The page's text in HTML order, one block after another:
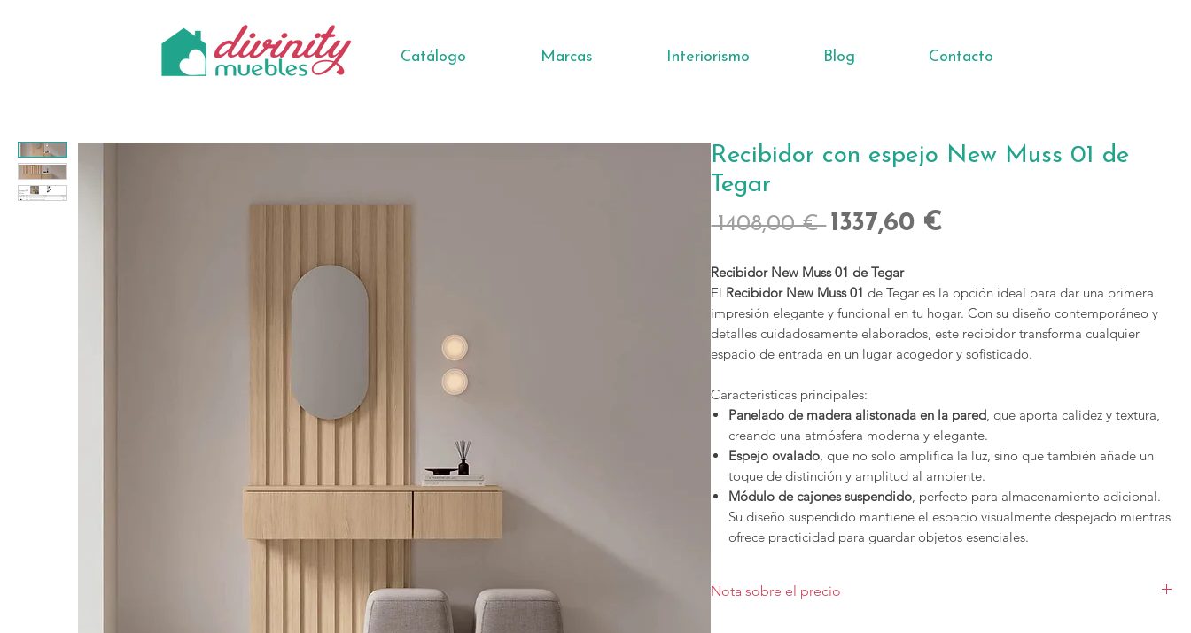
Catálogo Marcas Interiorismo Blog Contacto
Recibidor con espejo New Muss 01 de
Tegar
1408,00 € Precio
1337,60 €
oferta
Recibidor New Muss 01 de Tegar
El Recibidor New Muss 01 de Tegar es la opción ideal para dar una primera
impresión elegante y funcional en tu hogar. Con su diseño contemporáneo y
detalles cuidadosamente elaborados, este recibidor transforma cualquier
espacio de entrada en un lugar acogedor y sofisticado.
Características principales:
Panelado de madera alistonada en la pared, que aporta calidez y textura,
creando una atmósfera moderna y elegante.
Espejo ovalado, que no solo amplifica la luz, sino que también añade un
toque de distinción y amplitud al ambiente.
Módulo de cajones suspendido, perfecto para almacenamiento adicional.
Su diseño suspendido mantiene el espacio visualmente despejado mientras
ofrece practicidad para guardar objetos esenciales.
capacidad de maximizar el espacio sin perder en estilo.
Nota sobre el precio